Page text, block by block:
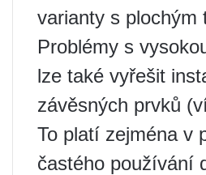
varianty s plochým
Problémy s
lze také vyřešit
závěsných prvků
To platí zejména v
častého používání